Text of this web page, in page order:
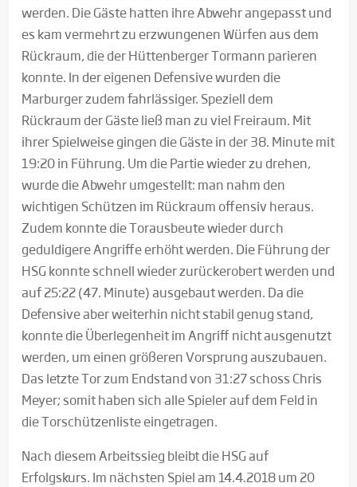
werden. Die Gäste hatten ihre Abwehr angepasst und
es kam vermehrt zu erzwungenen Würfen aus dem
Rückraum, die der Hüttenberger Tormann parieren
konnte. In der eigenen Defensive wurden die
Marburger zudem fahrlässiger. Speziell dem
Rückraum der Gäste ließ man zu viel Freiraum. Mit
ihrer Spielweise gingen die Gäste in der 38. Minute mit
19:20 in Führung. Um die Partie wieder zu drehen,
wurde die Abwehr umgestellt: man nahm den
wichtigen Schützen im Rückraum offensiv heraus.
Zudem konnte die Torausbeute wieder durch
geduldigere Angriffe erhöht werden. Die Führung der
HSG konnte schnell wieder zurückerobert werden und
auf 25:22 (47. Minute) ausgebaut werden. Da die
Defensive aber weiterhin nicht stabil genug stand,
konnte die Überlegenheit im Angriff nicht ausgenutzt
werden, um einen größeren Vorsprung auszubauen.
Das letzte Tor zum Endstand von 31:27 schoss Chris
Meyer; somit haben sich alle Spieler auf dem Feld in
die Torschützenliste eingetragen.
Nach diesem Arbeitssieg bleibt die HSG auf
Erfolgskurs. Im nächsten Spiel am 14.4.2018 um 20